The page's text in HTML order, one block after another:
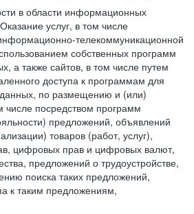
в области информационных
услуг, в том числе
телекоммуникационной
собственных программ
а также сайтов, в том числе путем
доступа к программам для
по размещению и (или)
посредством программ
предложений, объявлений
товаров (работ, услуг),
цифровых прав и цифровых валют,
предложений о трудоустройстве,
поиска таких предложений,
к таким предложениям,